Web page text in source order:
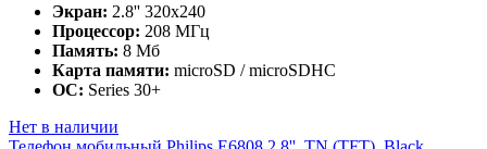
Экран: 2.8'' 320x240
Процессор: 208 МГц
Память: 8 Мб
Карта памяти: microSD / microSDHC
ОС: Series 30+
Нет в наличии